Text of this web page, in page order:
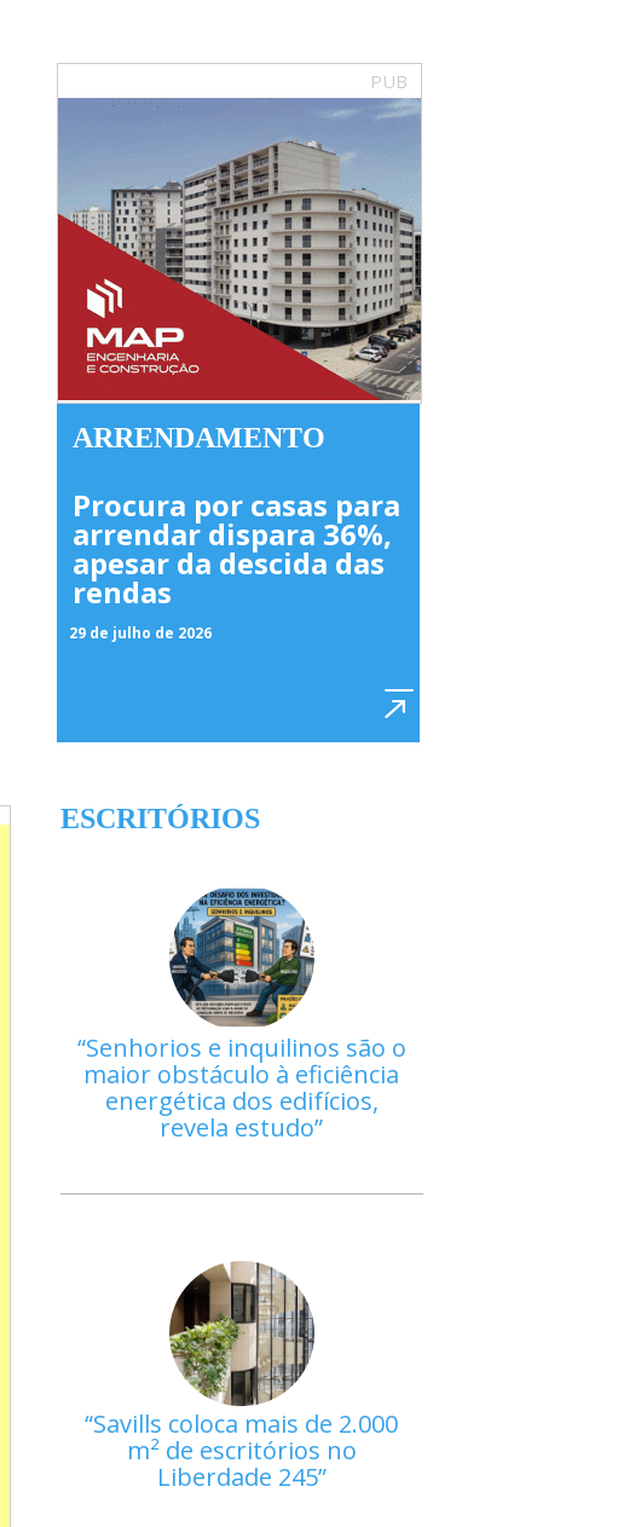
PUB
ARRENDAMENTO
Procura por casas para
arrendar dispara 36%,
apesar da descida das
rendas
29 de julho de 2026
ESCRITÓRIOS
Senhorios e inquilinos são o
maior obstáculo à eficiência
energética dos edifícios,
revela estudo
Savills coloca mais de 2.000
m² de escritórios no
Liberdade 245